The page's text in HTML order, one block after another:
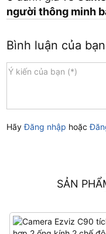
người thông minh
Bình luận của bạn
HãyĐăng nhập hoặc
SẢN